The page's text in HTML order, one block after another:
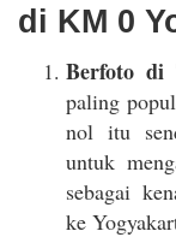
di KM 0
Berfoto
paling
nol itu
untuk
sebagai
ke